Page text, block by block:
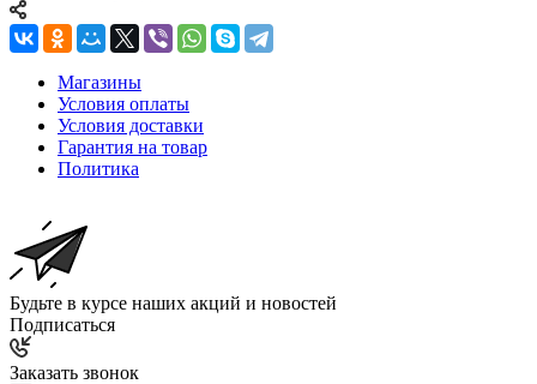
Магазины
Условия оплаты
Условия доставки
Гарантия на товар
Политика
Будьте в курсе наших акций и новостей
Подписаться
Заказать звонок